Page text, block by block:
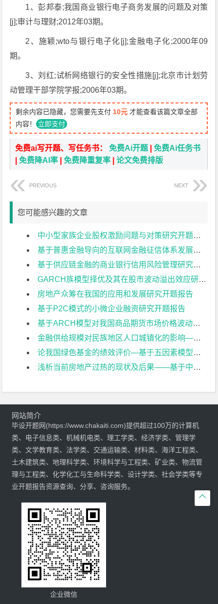
1、彭邦泰;我国商业银行电子商务发展的问题及对策
[j];审计与理财;2012年03期。
2、施颖;wto与银行电子化[j];金融电子化;2000年09
期。
3、刘红;试析网络银行的安全性措施[j];北京市计划劳
动管理干部学院学报;2006年03期。
剩余内容已隐藏，您需要先支付 10元 才能查看该篇文章全部
内容！ 立即支付
免费ai写开题、写任务书：免费Ai开题 |免费Ai任务书
|免费降AI率 |免费降重复率 |论文免费排版
PREVIOUS NEXT
您可能感兴趣的文章
中小型家族企业股权激励问题与对策研究开题报告
基于普惠金融导向的互联网金融征信体系发展研究开题报告
基于供应链金融的商业银行信用风险管理研究开题报告
GARCH族模型择优及其在股市波动溢出效应研究开题报告
房地产众筹在我国的应用和发展研究开题报告
基于P2C模式的小微企业融资研究开题报告
基于ARCH模型对我国商品期货市场价格波动性分析开题报告
金融供给规模对民族地区人口城镇化的影响——以广西为例开题报告
论我国绿色基金的绩效评价—基于五因素模型与夏普指数开题报告
浅析当前房地产过热的现状及后果——基于中日对比的视角开题报告

网站简介
毕设开题网(https://www.chakaiti.com)提供超过100万的计算机
类、电子信息类、机械机电类、理工学类、经济学类、管理学
类、文学教育类、法学类、交通运输类、材料类、海洋工程类、
土木建筑类、地理科学类、环境科学与工程类、矿业类、物流管
理与工程类、化学化工与生命科学类、设计学类、社会学类等专
业开题报告资源查询、分享、咨询服务。
企业微信